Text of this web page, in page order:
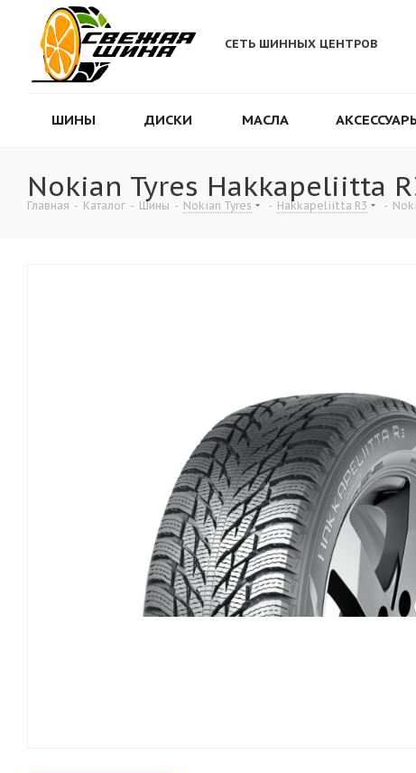
СЕТЬ ШИННЫХ ЦЕНТРОВ
ШИНЫ ДИСКИ МАСЛА
Nokian Tyres Hakkapeliitta
Главная - Каталог - Шины - Nokian Tyres - Hakkapeliitta R3 -